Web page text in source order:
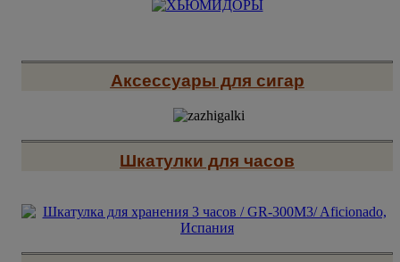
Аксессуары для сигар
Шкатулки для часов